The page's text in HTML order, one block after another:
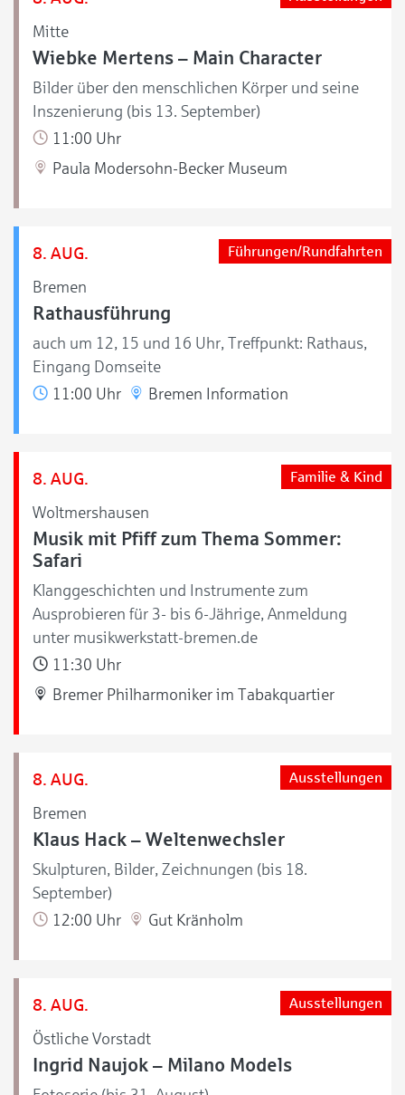
Mitte
Wiebke Mertens – Main Character
Bilder über den menschlichen Körper und seine
Inszenierung (bis 13. September)
11:00 Uhr
Paula Modersohn-Becker Museum
8. AUG.
Bremen
Führungen/Rundfahrten
Rathausführung
auch um 12, 15 und 16 Uhr, Treffpunkt: Rathaus,
Eingang Domseite
11:00 Uhr
Bremen Information
8. AUG.
Woltmershausen
Familie & Kind
Musik mit Pfiff zum Thema Sommer:
Safari
Klanggeschichten und Instrumente zum
Ausprobieren für 3- bis 6-Jährige, Anmeldung
unter musikwerkstatt-bremen.de
11:30 Uhr
Bremer Philharmoniker im Tabakquartier
8. AUG.
Bremen
Ausstellungen
Klaus Hack – Weltenwechsler
Skulpturen, Bilder, Zeichnungen (bis 18.
September)
12:00 Uhr
Gut Kränholm
8. AUG.
Östliche Vorstadt
Ausstellungen
Ingrid Naujok – Milano Models